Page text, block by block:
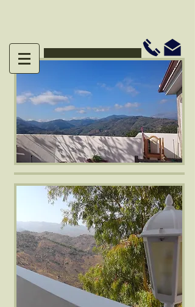
Disponibilidad y reservas